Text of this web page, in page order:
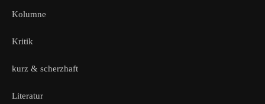
Kolumne
Kritik
kurz & scherzhaft
Literatur